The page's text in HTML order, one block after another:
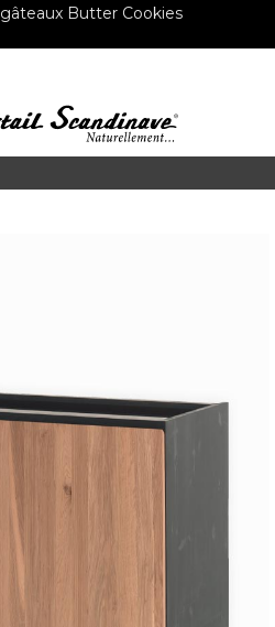
gâteaux Butter Cookies